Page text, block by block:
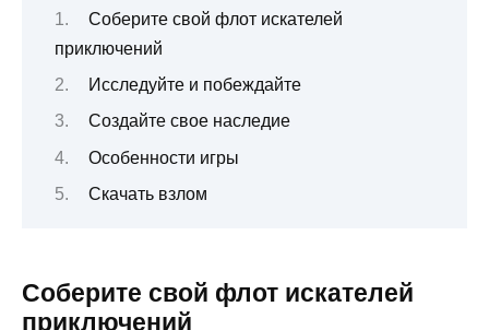
Соберите свой флот искателей
приключений
Исследуйте и побеждайте
Создайте свое наследие
Особенности игры
Скачать взлом
Соберите свой флот искателей
приключений